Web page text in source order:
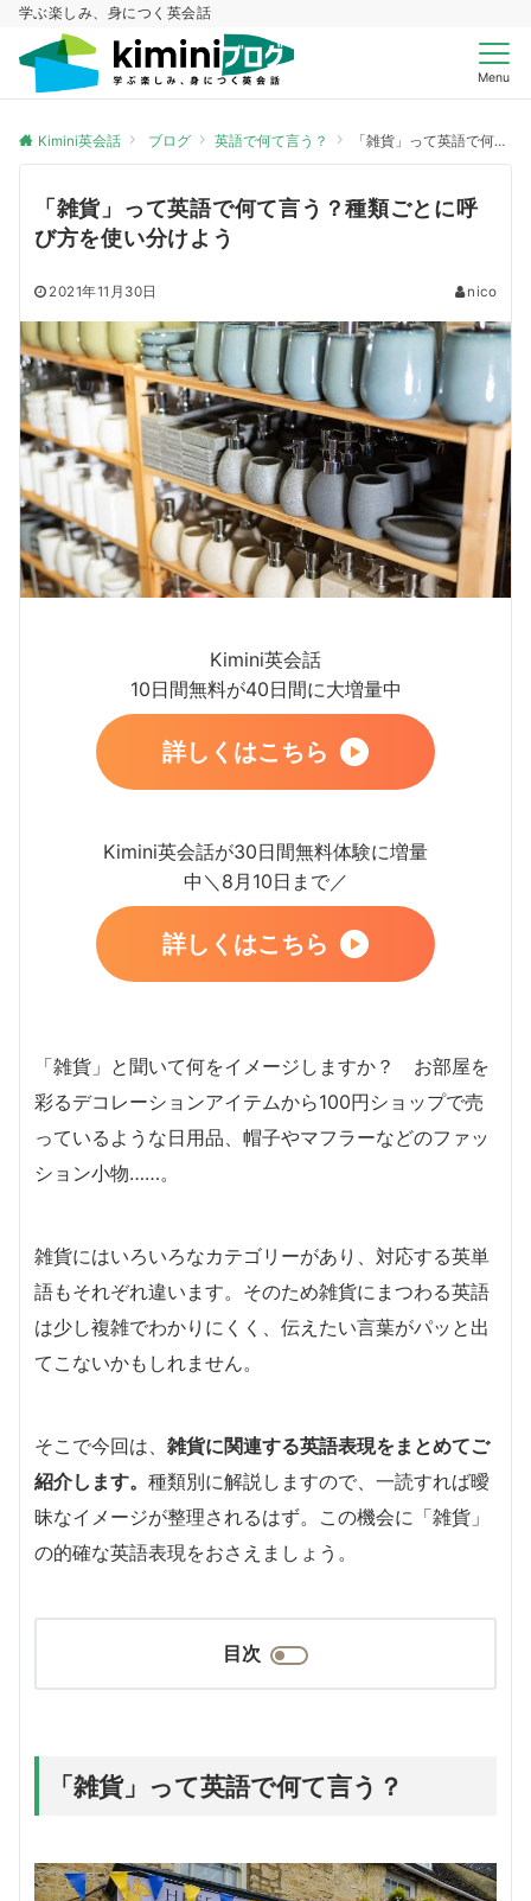
学ぶ楽しみ、身につく英会話
Menu
Kimini英会話 ブログ 英語で何て言う？ 「雑貨」って英語で何て言う？種類ごとに呼び方を使い分けよう
「雑貨」って英語で何て言う？種類ごとに呼
び方を使い分けよう
2021年11月30日 nico
Kimini英会話
10日間無料が40日間に大増量中
詳しくはこちら
Kimini英会話が30日間無料体験に増量
中＼8月10日まで／
詳しくはこちら
「雑貨」と聞いて何をイメージしますか？ お部屋を
彩るデコレーションアイテムから100円ショップで売
っているような日用品、帽子やマフラーなどのファッ
ション小物……。
雑貨にはいろいろなカテゴリーがあり、対応する英単
語もそれぞれ違います。そのため雑貨にまつわる英語
は少し複雑でわかりにくく、伝えたい言葉がパッと出
てこないかもしれません。
そこで今回は、 雑貨に関連する英語表現をまとめてご
紹介します。 種類別に解説しますので、一読すれば曖
昧なイメージが整理されるはず。この機会に「雑貨」
の的確な英語表現をおさえましょう。
目次
「雑貨」って英語で何て言う？